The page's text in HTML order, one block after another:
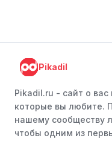
Pikadil
Pikadil.ru - cайт о вас
которые вы любите.
нашему сообществу
чтобы одним из